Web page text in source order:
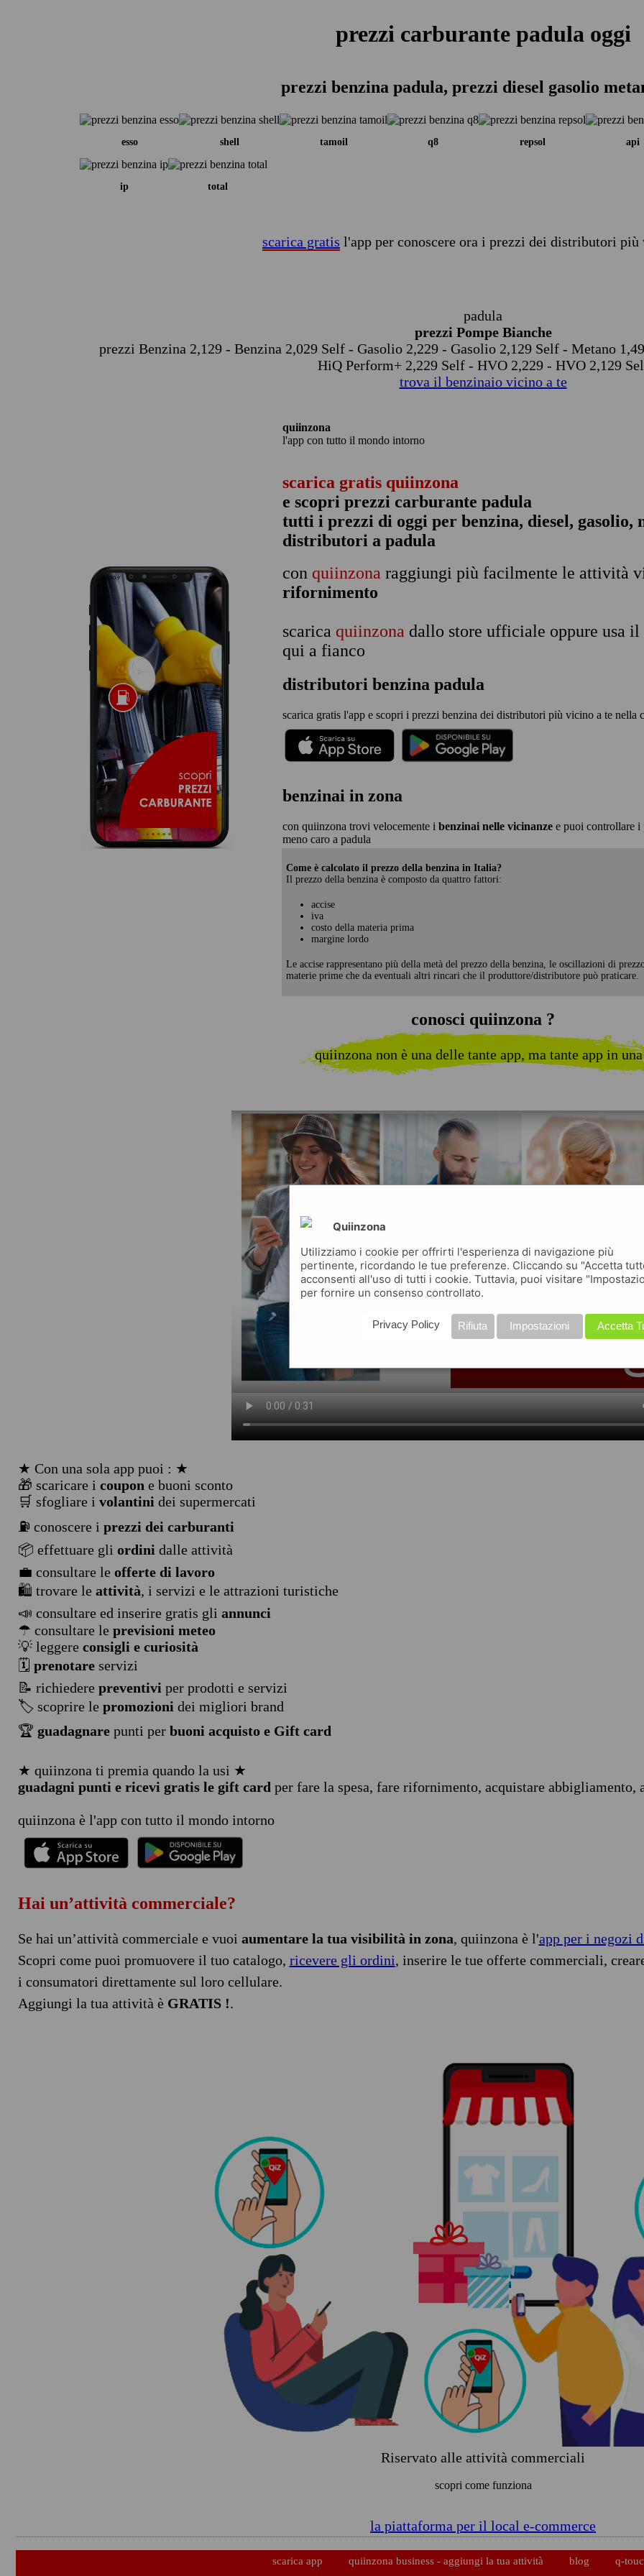
prezzi carburante padula oggi
prezzi benzina padula, prezzi diesel gasolio
esso shell tamoil q8 repsol api
ip total
scarica gratis l'app per conoscere ora i prezzi dei distributori più
padula
prezzi Pompe Bianche
prezzi Benzina 2,129 - Benzina 2,029 Self - Gasolio 2,229 - Gasolio 2,129 Self - Metano
HiQ Perform+ 2,229 Self - HVO 2,229 - HVO 2,129
trova il benzinaio vicino a te
quiinzona
l'app con tutto il mondo intorno
scarica gratis quiinzona
e scopri prezzi carburante padula
tutti i prezzi di oggi per benzina, diesel, gasolio,
distributori a padula
con quiinzona raggiungi più facilmente le attività
rifornimento
scarica quiinzona dallo store ufficiale oppure usa il
qui a fianco
distributori benzina padula
scarica gratis l'app e scopri i prezzi benzina dei distributori più vicino a te nella
benzinai in zona
con quiinzona trovi velocemente i benzinai nelle vicinanze e puoi controllare i
meno caro a padula
Come è calcolato il prezzo della benzina in Italia?
Il prezzo della benzina è composto da quattro fattori:
accise
iva
costo della materia prima
margine lordo
Le accise rappresentano più della metà del prezzo della benzina, le oscillazioni di
materie prime che da eventuali altri rincari che il produttore/distributore può praticare.
conosci quiinzona ?
quiinzona non è una delle tante app, ma tante app in
★ Con una sola app puoi : ★
🎁 scaricare i coupon e buoni sconto
🛒 sfogliare i volantini dei supermercati
⛽ conoscere i prezzi dei carburanti
📦 effettuare gli ordini dalle attività
💼 consultare le offerte di lavoro
🛍️ trovare le attività, i servizi e le attrazioni turistiche
📣 consultare ed inserire gratis gli annunci
☂ consultare le previsioni meteo
💡 leggere consigli e curiosità
🗓️ prenotareservizi
📝 richiedere preventivi per prodotti e servizi
🏷️ scoprire le promozioni dei migliori brand
🏆 guadagnarepunti per buoni acquisto e Gift card
★ quiinzona ti premia quando la usi ★
guadagni punti e ricevi gratis le gift card per fare la spesa, fare rifornimento, acquistare abbigliamento,
quiinzona è l'app con tutto il mondo intorno
Hai un’attività commerciale?
Se hai un’attività commerciale e vuoi aumentare la tua visibilità in zona, quiinzona è l'app per i negozi
Scopri come puoi promuovere il tuo catalogo, ricevere gli ordini, inserire le tue offerte commerciali,
i consumatori direttamente sul loro cellulare.
Aggiungi la tua attività è GRATIS !.
Riservato alle attività commerciali
scopri come funziona
la piattaforma per il local e-commerce
scarica app quiinzona business - aggiungi la tua attività blog
q-
Quiinzona
Utilizziamo i cookie per offrirti l'esperienza di navigazione più
pertinente, ricordando le tue preferenze. Cliccando su "Accetta
acconsenti all'uso di tutti i cookie. Tuttavia, puoi visitare
per fornire un consenso controllato.
Accetta
Impostazioni
Rifiuta
Privacy Policy